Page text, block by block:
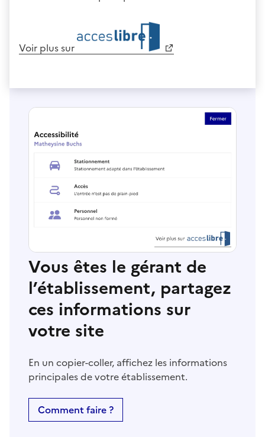
Voir plus sur
Vous êtes le gérant de
l’établissement, partagez
ces informations sur
votre site
En un copier-coller, affichez les informations
principales de votre établissement.
Comment faire ?